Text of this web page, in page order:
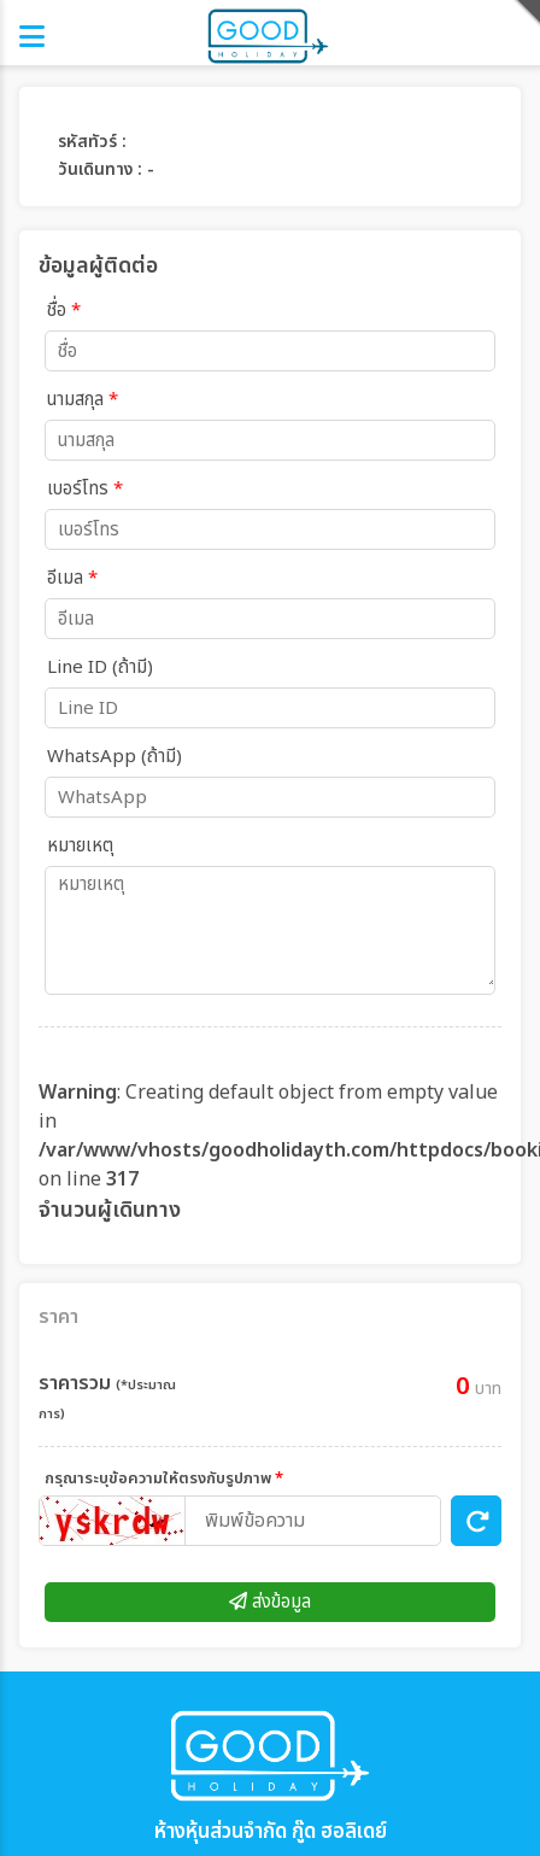
รหัสทัวร์ :
วันเดินทาง : -
ข้อมูลผู้ติดต่อ
ชื่อ *
นามสกุล *
เบอร์โทร *
อีเมล *
Line ID (ถ้ามี)
WhatsApp (ถ้ามี)
หมายเหตุ
Warning: Creating default object from empty value
in
/var/www/vhosts/goodholidayth.com/httpdocs/
on line 317
จำนวนผู้เดินทาง
ราคา
ราคารวม (*ประมาณ
การ)
0 บาท
กรุณาระบุข้อความให้ตรงกับรูปภาพ*
ส่งข้อมูล
ห้างหุ้นส่วนจำกัด กู๊ด ฮอลิเดย์